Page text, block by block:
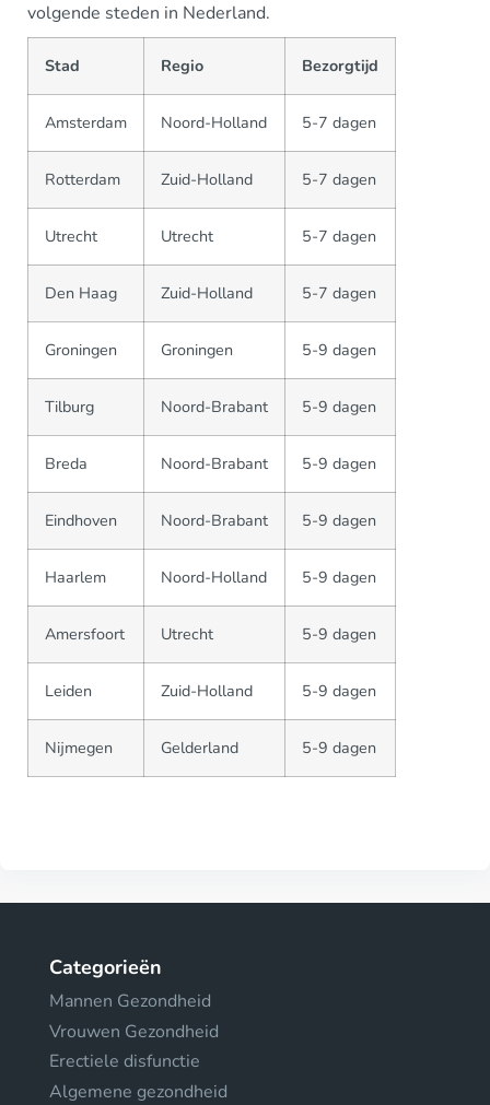
volgende steden in Nederland.
Stad Regio Bezorgtijd
Amsterdam Noord-Holland 5-7 dagen
Rotterdam Zuid-Holland 5-7 dagen
Utrecht Utrecht 5-7 dagen
Den Haag Zuid-Holland 5-7 dagen
Groningen Groningen 5-9 dagen
Tilburg Noord-Brabant 5-9 dagen
Breda Noord-Brabant 5-9 dagen
Eindhoven Noord-Brabant 5-9 dagen
Haarlem Noord-Holland 5-9 dagen
Amersfoort Utrecht 5-9 dagen
Leiden Zuid-Holland 5-9 dagen
Nijmegen Gelderland 5-9 dagen
Categorieën
Mannen Gezondheid
Vrouwen Gezondheid
Erectiele disfunctie
Algemene gezondheid